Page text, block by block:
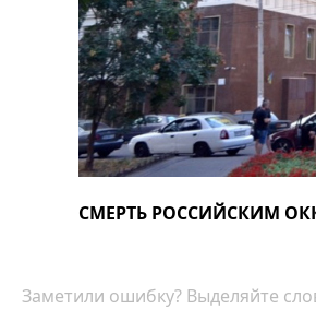
СМЕРТЬ РОССИЙСКИМ
Заметили ошибку? Выделяйте